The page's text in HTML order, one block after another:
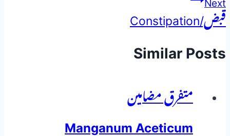
نیویگیشن
Next
قبض/Constipation
Similar Posts
متفرق مضامین
Manganum Aceticum